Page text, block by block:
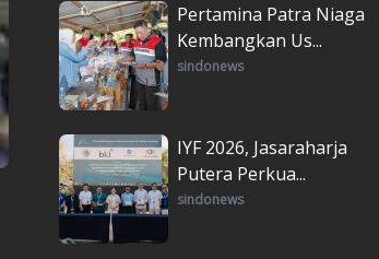
Pertamina Patra Niaga
Kembangkan Us...
sindonews
IYF 2026, Jasaraharja
Putera Perkua...
sindonews